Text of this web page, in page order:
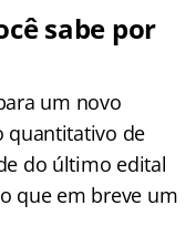
sabe por
um novo
quantitativo de
do último edital
que em breve um